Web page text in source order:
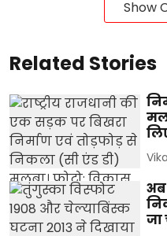
Show
Related Stories
अब
जा